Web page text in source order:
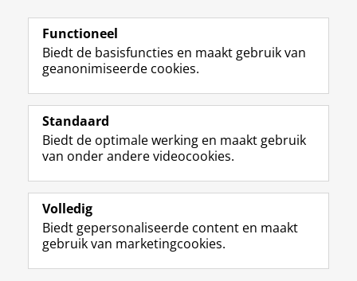
Volg de RUG
F
a
e
b
o
p
a
i
L
i
k
e
I
-
p
g
R
S
-
f
e
R
k
I
n
t
r
m
c
Y
o
T
e
k
a
Studiekiezers
Alumni
Over ons
Functioneel
Biedt de basisfuncties en maakt gebruik van
geanonimiseerde cookies.
Standaard
Biedt de optimale werking en maakt gebruik
van onder andere videocookies.
Volledig
Biedt gepersonaliseerde content en maakt
gebruik van marketingcookies.